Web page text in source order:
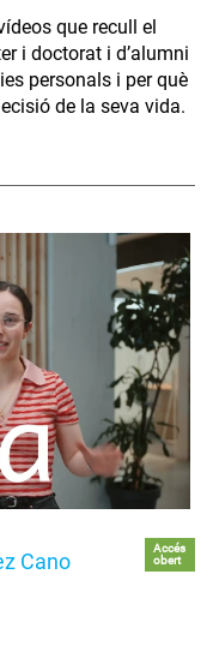
que recull el
i doctorat i d’alumni
personals i per què
de la seva vida.
Cano
Accés
obert